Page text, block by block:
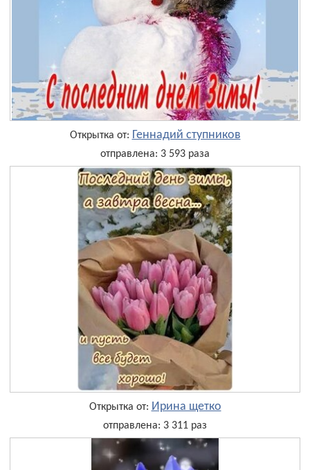
Открытка от: Геннадий ступников
отправлена: 3 593 раза
Открытка от: Ирина щетко
отправлена: 3 311 раз